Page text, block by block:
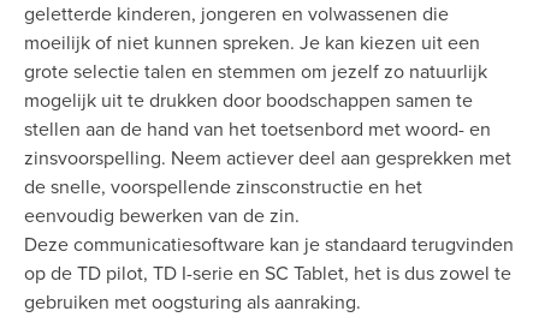
geletterde kinderen, jongeren en volwassenen die
moeilijk of niet kunnen spreken. Je kan kiezen uit een
grote selectie talen en stemmen om jezelf zo natuurlijk
mogelijk uit te drukken door boodschappen samen te
stellen aan de hand van het toetsenbord met woord- en
zinsvoorspelling. Neem actiever deel aan gesprekken met
de snelle, voorspellende zinsconstructie en het
eenvoudig bewerken van de zin.
Deze communicatiesoftware kan je standaard terugvinden
op de TD pilot, TD I-serie en SC Tablet, het is dus zowel te
gebruiken met oogsturing als aanraking.